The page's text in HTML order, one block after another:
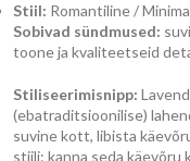
Stiil: Romantiline /
Sobivad sündmused:
toone ja kvaliteetseid
Stiliseerimisnipp:
(ebatraditsioonilise)
suvine kott, libista
stiili: kanna seda